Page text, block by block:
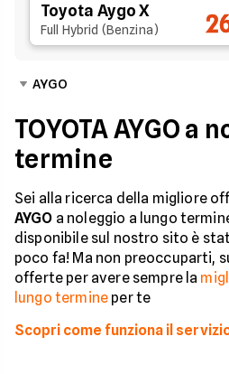
Toyota Aygo X
Full Hybrid (Benzina)
AYGO
TOYOTA AYGO a
termine
Sei alla ricerca della migliore
AYGO a noleggio a lungo
disponibile sul nostro sito è
poco fa! Ma non preoccuparti,
offerte per avere sempre la
lungo termine per te
Scopri come funziona il